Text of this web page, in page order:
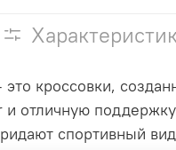
кроссовки,
отличную
спортивный